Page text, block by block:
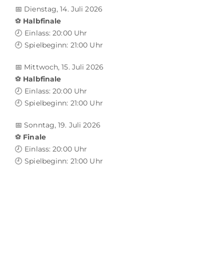
📅 Dienstag, 14. Juli 2026
⚽ Halbfinale
🕗 Einlass: 20:00 Uhr
🕘 Spielbeginn: 21:00 Uhr
📅 Mittwoch, 15. Juli 2026
⚽ Halbfinale
🕗 Einlass: 20:00 Uhr
🕘 Spielbeginn: 21:00 Uhr
📅 Sonntag, 19. Juli 2026
⚽ Finale
🕗 Einlass: 20:00 Uhr
🕘 Spielbeginn: 21:00 Uhr